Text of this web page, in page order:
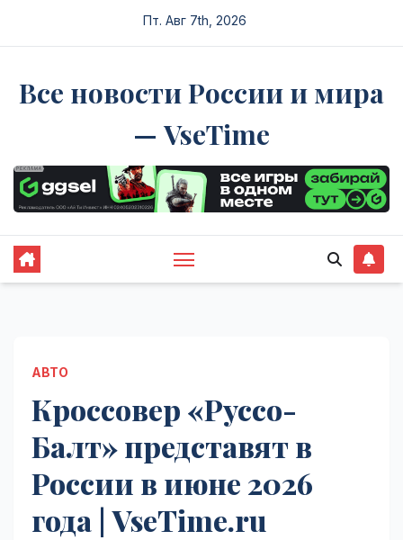
Пт. Авг 7th, 2026
Все новости России и мира
— VseTime
АВТО
Кроссовер «Руссо-
Балт» представят в
России в июне 2026
года | VseTime.ru